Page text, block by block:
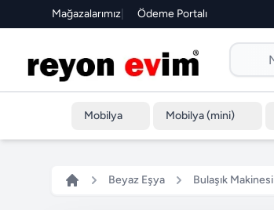
Mağazalarımız| Ödeme Portalı
Mobilya Mobilya (mini)
Beyaz Eşya Bulaşık Makinesi